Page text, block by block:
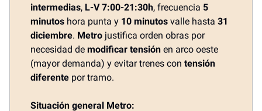
intermedias, L-V 7:00-21:30h, frecuencia 5
minutos hora punta y 10 minutos valle hasta 31
diciembre. Metro justifica orden obras por
necesidad de modificar tensión en arco oeste
(mayor demanda) y evitar trenes con tensión
diferente por tramo.
Situación general Metro: